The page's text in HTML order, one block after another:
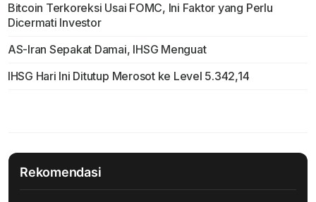
Bitcoin Terkoreksi Usai FOMC, Ini Faktor yang Perlu
Dicermati Investor
AS-Iran Sepakat Damai, IHSG Menguat
IHSG Hari Ini Ditutup Merosot ke Level 5.342,14
Rekomendasi